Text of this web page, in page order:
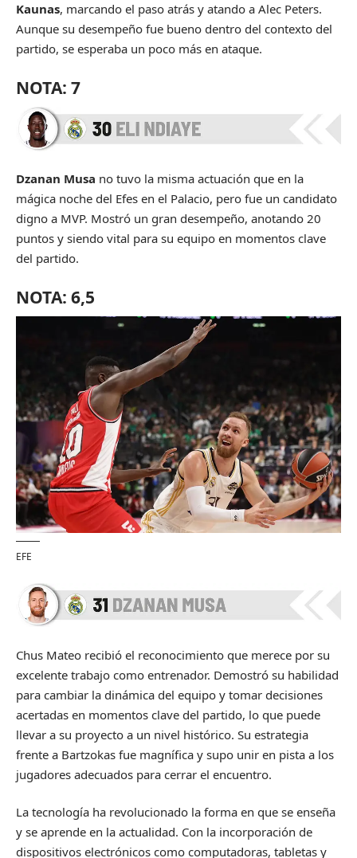
Kaunas, marcando el paso atrás y atando a Alec Peters.
Aunque su desempeño fue bueno dentro del contexto del
partido, se esperaba un poco más en ataque.
NOTA: 7
Dzanan Musa no tuvo la misma actuación que en la
mágica noche del Efes en el Palacio, pero fue un candidato
digno a MVP. Mostró un gran desempeño, anotando 20
puntos y siendo vital para su equipo en momentos clave
del partido.
NOTA: 6,5
EFE
Chus Mateo recibió el reconocimiento que merece por su
excelente trabajo como entrenador. Demostró su habilidad
para cambiar la dinámica del equipo y tomar decisiones
acertadas en momentos clave del partido, lo que puede
llevar a su proyecto a un nivel histórico. Su estrategia
frente a Bartzokas fue magnífica y supo unir en pista a los
jugadores adecuados para cerrar el encuentro.
La tecnología ha revolucionado la forma en que se enseña
y se aprende en la actualidad. Con la incorporación de
dispositivos electrónicos como computadoras, tabletas y